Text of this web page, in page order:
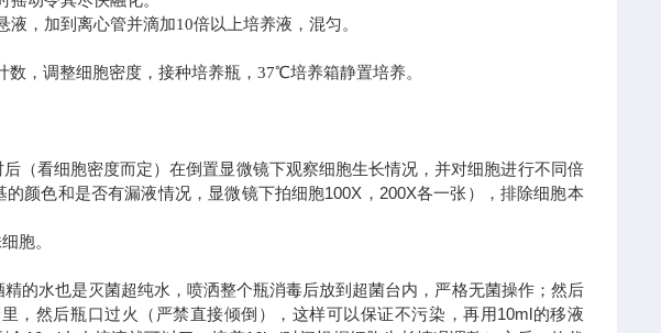
，加到离心管并滴加10倍以上培养液，混匀。
，调整细胞密度，接种培养瓶，37℃培养箱静置培养。
看细胞密度而定）在倒置显微镜下观察细胞生长情况，并对细胞进行不同倍
颜色和是否有漏液情况，显微镜下拍细胞100X，200X各一张），排除细胞本
胞。
水也是灭菌超纯水，喷洒整个瓶消毒后放到超菌台内，严格无菌操作；然后
，然后瓶口过火（严禁直接倾倒），这样可以保证不污染，再用10ml的移液